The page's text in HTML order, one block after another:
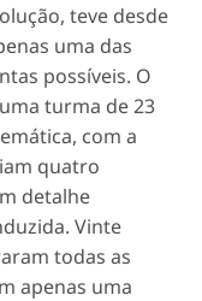
teve desde
uma das
possíveis. O
turma de 23
com a
quatro
detalhe
. Vinte
todas as
apenas uma